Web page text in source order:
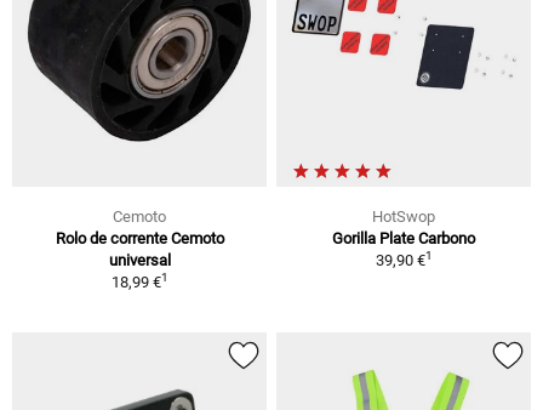
Cemoto
Rolo de corrente Cemoto
universal
18,99 €1
HotSwop
Gorilla Plate Carbono
39,90 €1